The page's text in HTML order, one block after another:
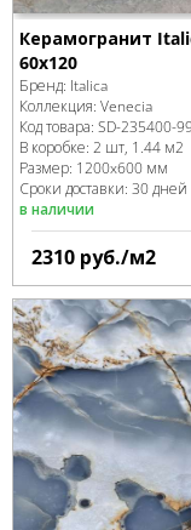
Керамогранит
60х120
Бренд: Italica
Коллекция: Venecia
Код товара: SD-235400-99
В коробке: 2 шт, 1.44 м2
Размер: 1200x600 мм
Сроки доставки: 30 дней
в наличии
2310 руб./м2